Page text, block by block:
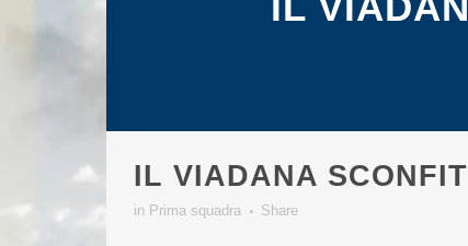
IL VIADANA
in Prima squadra Share